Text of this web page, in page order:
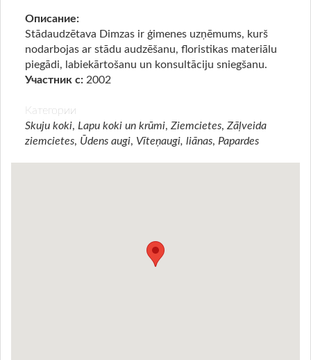
Описание:
Stādaudzētava Dimzas ir ģimenes uzņēmums, kurš
nodarbojas ar stādu audzēšanu, floristikas materiālu
piegādi, labiekārtošanu un konsultāciju sniegšanu.
Участник с: 2002
Категории
Skuju koki, Lapu koki un krūmi, Ziemcietes, Zāļveida
ziemcietes, Ūdens augi, Vīteņaugi, liānas, Papardes